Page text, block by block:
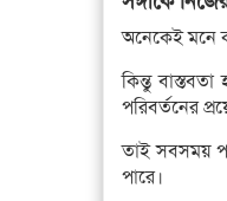
অনেকেই মনে
কিন্তু
পরিবর্তনের
তাই সবসময়
পারে।